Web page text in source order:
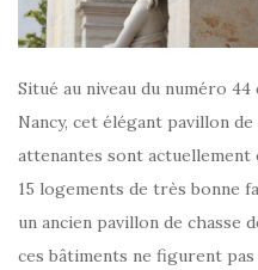
Situé au niveau du numéro 44
Nancy, cet élégant pavillon
attenantes sont
15 logements de très bonne
un ancien pavillon de chasse
ces bâtiments ne figurent